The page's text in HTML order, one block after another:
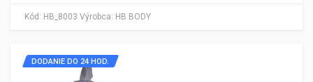
Kód: HB_8003 Výrobca: HB BODY
DODANIE DO 24 HOD.